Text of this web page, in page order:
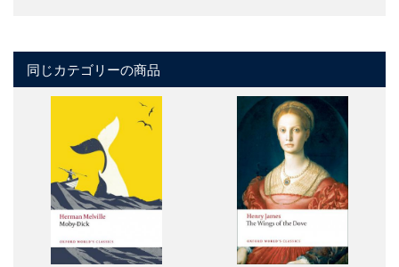
同じカテゴリーの商品